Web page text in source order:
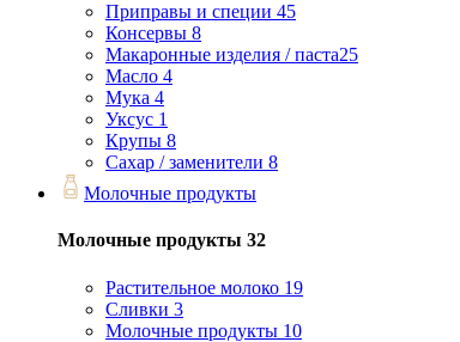
Приправы и специи 45
Консервы 8
Макаронные изделия / паста25
Масло 4
Мука 4
Уксус 1
Крупы 8
Сахар / заменители 8
Молочные продукты
Молочные продукты 32
Растительное молоко 19
Сливки 3
Молочные продукты 10